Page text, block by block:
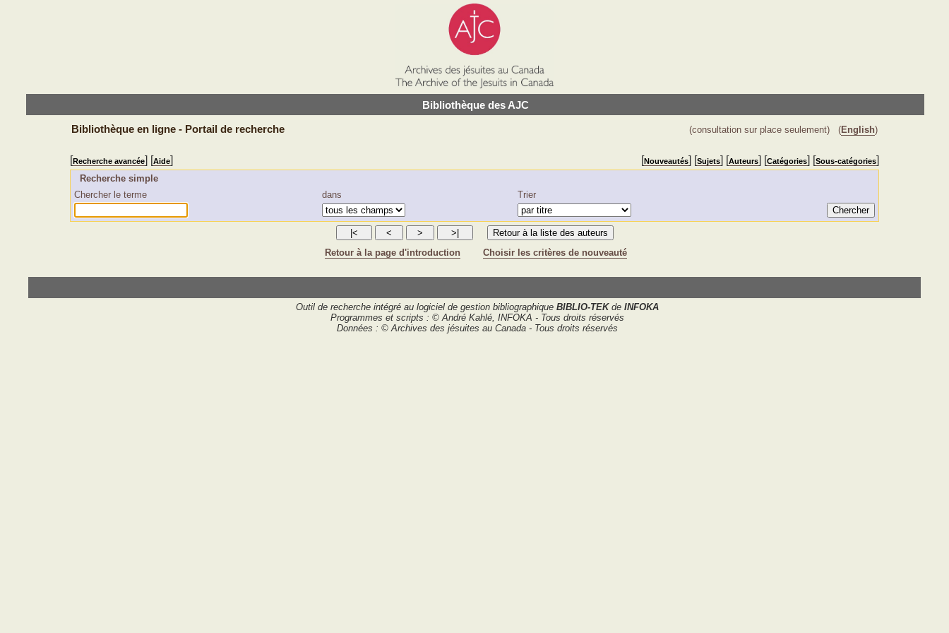
Bibliothèque des AJC
Bibliothèque en ligne - Portail de recherche (consultation sur place seulement) (English)
[Recherche avancée] [Aide] [Nouveautés] [Sujets] [Auteurs] [Catégories] [Sous-catégories]
Recherche simple
Chercher le terme
dans Trier
Retour à la page d'introduction Choisir les critères de nouveauté
Outil de recherche intégré au logiciel de gestion bibliographique BIBLIO-TEKde INFOKA
Programmes et scripts : © André Kahlé, INFOKA - Tous droits réservés
Données : © Archives des jésuites au Canada - Tous droits réservés